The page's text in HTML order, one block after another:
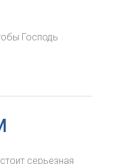
Господь
серьезная